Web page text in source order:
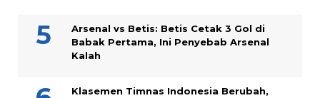
Arsenal vs Betis: Betis Cetak 3 Gol di
Babak Pertama, Ini Penyebab Arsenal
Kalah
Klasemen Timnas Indonesia Berubah,